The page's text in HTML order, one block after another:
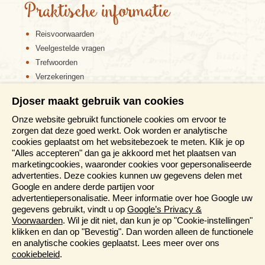
Zhongdian hoorde vroeger bij Tibet maar ligt
tegenwoordig in de Chinese provincie Yunnan, en die
dubbele identiteit is in de stad zelf goed te zien: er is een
Chinees deel en een Tibetaans deel. In de omgeving
staat het Ganden Sumtseling-klooster, een van de
belangrijkste Tibetaanse kloosters buiten Tibet zelf,
gebouwd tijdens de Ming-dynastie. Na een brand is het
klooster opnieuw opgebouwd; van de oorspronkelijk
zevenhonderd. De sfeer hier is merkbaar anders dan in
de kloosters die je eerder op de reis bezocht.
De Naxi-cultuur, Dali, en het Stenen Woud
Dag 17 Zhongdian - Shuhe (Lijiang)
Dag 18 Shuhe (Lijiang)
Dag 19 Shuhe - Dali
Dag 20 Dali
Dag 21 Dali - Kunming, excursie naar het Stenen Woud
Van Zhongdian rijden we naar Shuhe, een pittoresk dorp
vlak bijLijiang. Shuhe gold als een van de belangrijkste
stopplaatsen op de Ancient Tea Horse Road, de oude
paleis in het hart van Beijing, gebouwd in de 15e
€ 29,- p.p.
Meer informatie
Yangshuo kookcursus
Praktische informatie
Reisvoorwaarden
Veelgestelde vragen
Trefwoorden
Verzekeringen
Disclaimer
Cookiebeleid
Privacy verklaring
Reis en boek met Djoser zekerheid
Meer weten?
Brochures aanvragen
Informatiedagen
Magazine
Aanmelden nieuwsbrief
Djoser maakt gebruik van cookies
Onze website gebruikt functionele cookies om ervoor te
zorgen dat deze goed werkt. Ook worden er analytische
cookies geplaatst om het websitebezoek te meten. Klik je op
"Alles accepteren" dan ga je akkoord met het plaatsen van
marketingcookies, waaronder cookies voor gepersonaliseerde
advertenties. Deze cookies kunnen uw gegevens delen met
Google en andere derde partijen voor
advertentiepersonalisatie. Meer informatie over hoe Google uw
gegevens gebruikt, vindt u op Google’s Privacy &
Voorwaarden. Wil je dit niet, dan kun je op "Cookie-instellingen"
klikken en dan op "Bevestig". Dan worden alleen de functionele
en analytische cookies geplaatst. Lees meer over ons
cookiebeleid.